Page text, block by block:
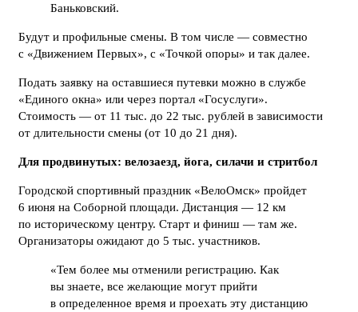
Баньковский.
Будут и профильные смены. В том числе — совместно
с «Движением Первых», с «Точкой опоры» и так далее.
Подать заявку на оставшиеся путевки можно в службе
«Единого окна» или через портал «Госуслуги».
Стоимость — от 11 тыс. до 22 тыс. рублей в зависимости
от длительности смены (от 10 до 21 дня).
Для продвинутых: велозаезд, йога, силачи и стритбол
Городской спортивный праздник «ВелоОмск» пройдет
6 июня на Соборной площади. Дистанция — 12 км
по историческому центру. Старт и финиш — там же.
Организаторы ожидают до 5 тыс. участников.
«Тем более мы отменили регистрацию. Как
вы знаете, все желающие могут прийти
в определенное время и проехать эту дистанцию